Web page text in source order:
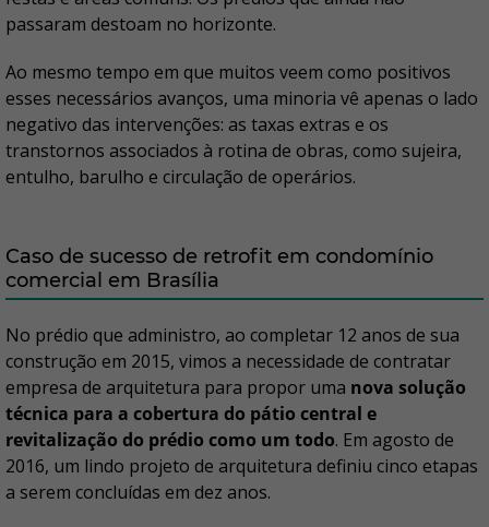
passaram destoam no horizonte.
Ao mesmo tempo em que muitos veem como positivos
esses necessários avanços, uma minoria vê apenas o lado
negativo das intervenções: as taxas extras e os
transtornos associados à rotina de obras, como sujeira,
entulho, barulho e circulação de operários.
Caso de sucesso de retrofit em condomínio
comercial em Brasília
No prédio que administro, ao completar 12 anos de sua
construção em 2015, vimos a necessidade de contratar
empresa de arquitetura para propor uma nova solução
técnica para a cobertura do pátio central e
revitalização do prédio como um todo. Em agosto de
2016, um lindo projeto de arquitetura definiu cinco etapas
a serem concluídas em dez anos.